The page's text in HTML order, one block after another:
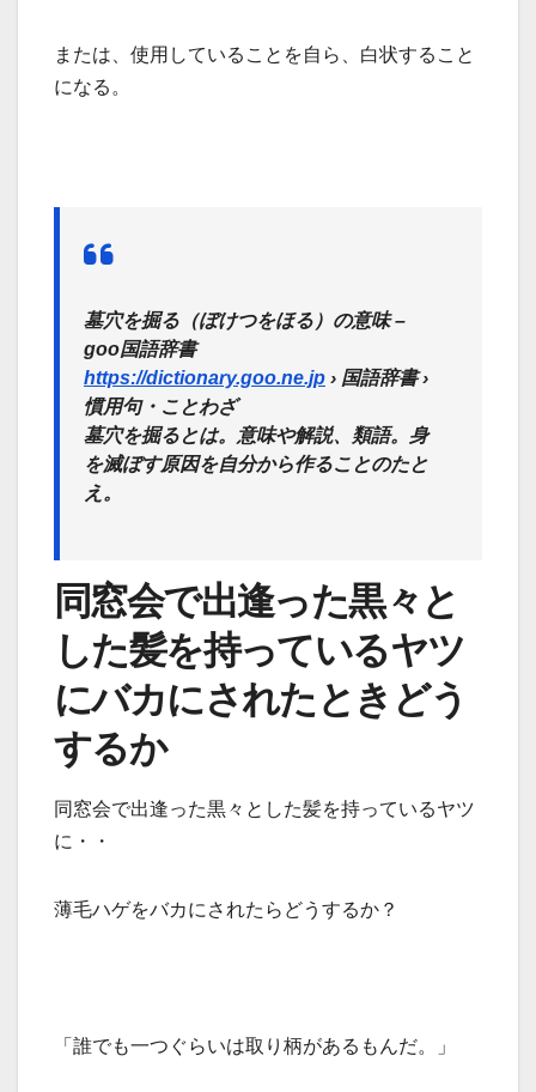
または、使用していることを自ら、白状すること
になる。
墓穴を掘る（ぼけつをほる）の意味 –
goo国語辞書
https://dictionary.goo.ne.jp › 国語辞書 ›
慣用句・ことわざ
墓穴を掘るとは。意味や解説、類語。身
を滅ぼす原因を自分から作ることのたと
え。
同窓会で出逢った黒々と
した髪を持っているヤツ
にバカにされたときどう
するか
同窓会で出逢った黒々とした髪を持っているヤツ
に・・
薄毛ハゲをバカにされたらどうするか？
「誰でも一つぐらいは取り柄があるもんだ。」